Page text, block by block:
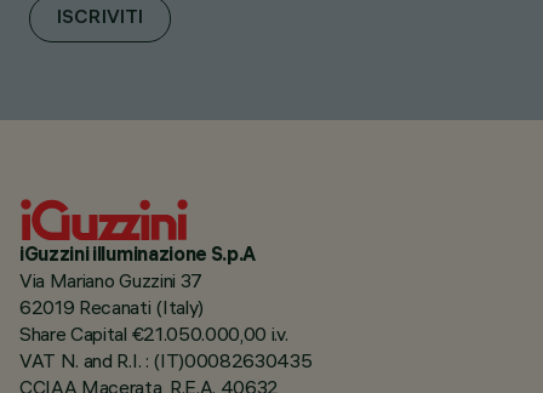
ISCRIVITI
iGuzzini illuminazione S.p.A
Via Mariano Guzzini 37
62019 Recanati (Italy)
Share Capital €21.050.000,00 i.v.
VAT N. and R.I. : (IT)00082630435
CCIAA Macerata, R.E.A. 40632